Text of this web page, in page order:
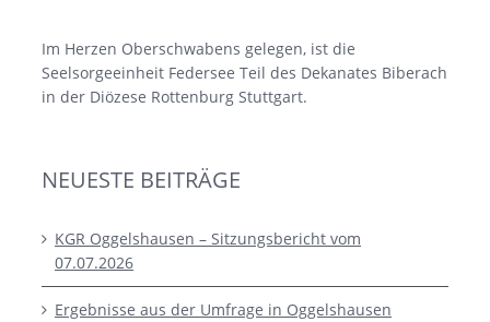
Im Herzen Oberschwabens gelegen, ist die
Seelsorgeeinheit Federsee Teil des Dekanates Biberach
in der Diözese Rottenburg Stuttgart.
NEUESTE BEITRÄGE
KGR Oggelshausen – Sitzungsbericht vom
07.07.2026
Ergebnisse aus der Umfrage in Oggelshausen